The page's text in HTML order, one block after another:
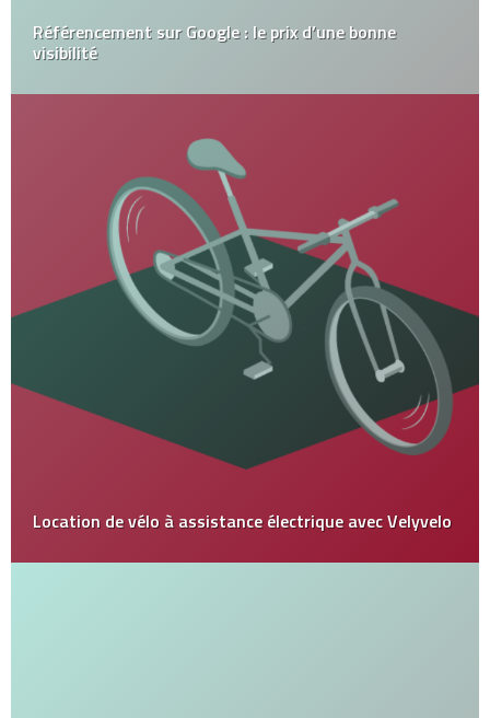
Référencement sur Google : le prix d’une bonne
visibilité
Location de vélo à assistance électrique avec Velyvelo